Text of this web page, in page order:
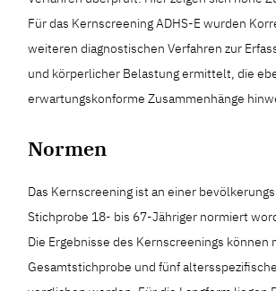
Für das Kernscreening ADHS-E wurden
weiteren diagnostischen Verfahren zur
und körperlicher Belastung ermittelt, die
erwartungskonforme Zusammenhänge
Normen
Das Kernscreening ist an einer
Stichprobe 18- bis 67-Jähriger normiert
Die Ergebnisse des Kernscreenings können
Gesamtstichprobe und fünf